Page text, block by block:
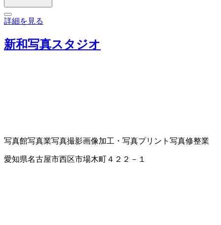
詳細を見る
新和写真スタジオ
写真館写真業写真撮影画像加工・写真プリント 写真修整業
愛知県名古屋市西区市場木町４２２－１